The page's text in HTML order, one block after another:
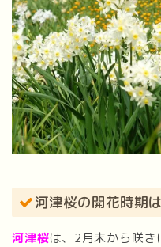
河津桜の開花時期
河津桜は、2月末から咲き